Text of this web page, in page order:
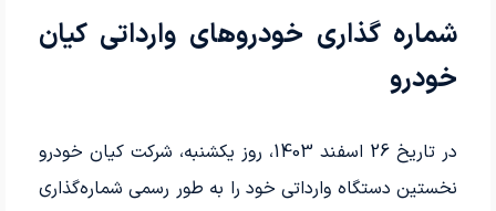
شماره گذاری خودروهای وارداتی کیان
خودرو
در تاریخ 26 اسفند 1403، روز یکشنبه، شرکت کیان خودرو
نخستین دستگاه وارداتی خود را به طور رسمی شماره‌گذاری